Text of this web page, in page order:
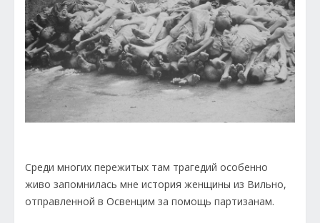
Среди многих пережитых там трагедий особенно
живо запомнилась мне история женщины из Вильно,
отправленной в Освенцим за помощь партизанам.